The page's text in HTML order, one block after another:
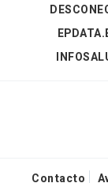
Contacto